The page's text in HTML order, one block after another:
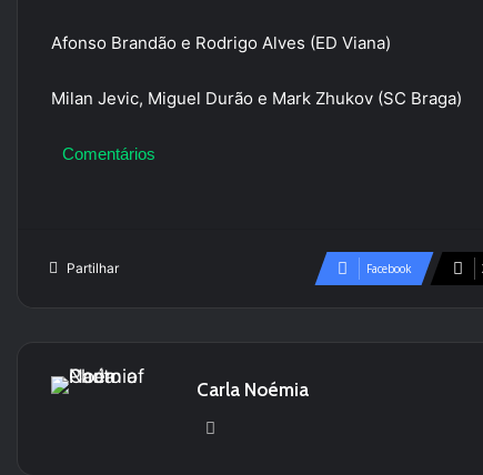
Afonso Brandão e Rodrigo Alves (ED Viana)
Milan Jevic, Miguel Durão e Mark Zhukov (SC Braga)
Comentários
Partilhar Facebook
Carla Noémia